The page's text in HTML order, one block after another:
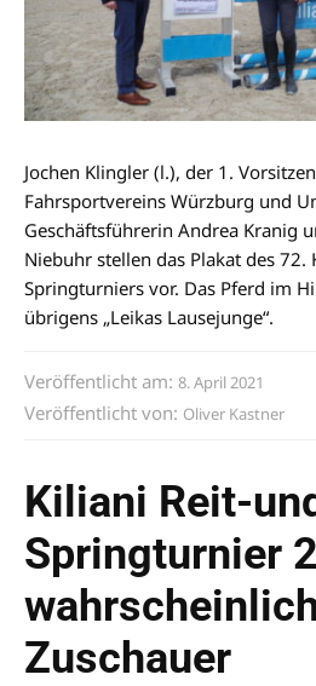
Jochen Klingler (l.), der 1.
Fahrsportvereins Würzburg und
Geschäftsführerin Andrea Kranig
Niebuhr stellen das Plakat des 72.
Springturniers vor. Das Pferd im
übrigens „Leikas Lausejunge“.
Veröffentlicht am: 8. April 2021
Veröffentlicht von: Oliver Kastner
Kiliani Reit-
Springturnier
Zuschauer